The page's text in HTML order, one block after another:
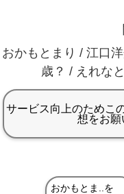
おかもとまり / 江口
歳？ / えれな